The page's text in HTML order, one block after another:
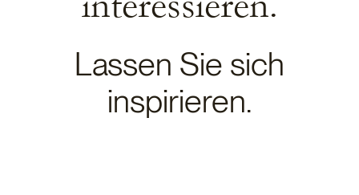
Lassen Sie sich
inspirieren.